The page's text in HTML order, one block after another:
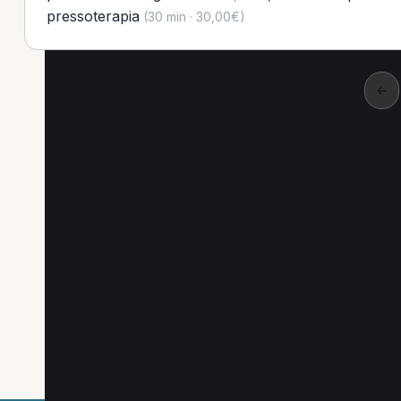
pressoterapia(30 min · 30,00€)
←